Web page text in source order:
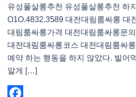
유성풀살롱추천 유성풀살롱추천 하
O1O.4832.3589 대전대림룸싸롱 대
대림룸싸롱가격 대전대림룸싸롱문
대전대림룸싸롱코스 대전대림룸싸
예약 하는 행동을 하지 않았다. 빌어
알게 […]